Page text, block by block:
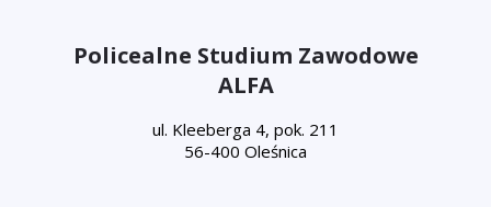
Policealne Studium Zawodowe
ALFA
ul. Kleeberga 4, pok. 211
56-400 Oleśnica